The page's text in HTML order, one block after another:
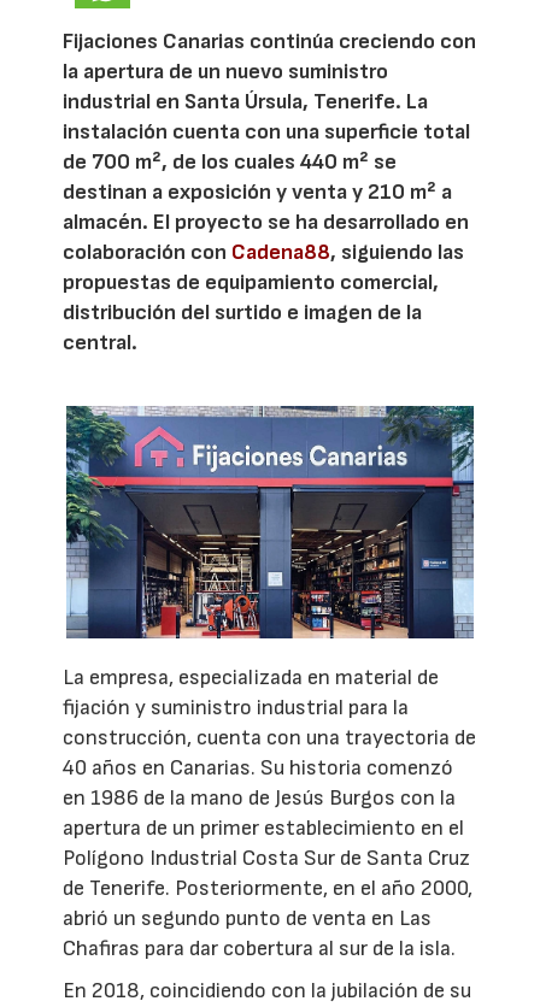
Fijaciones Canarias continúa creciendo con
la apertura de un nuevo suministro
industrial en Santa Úrsula, Tenerife. La
instalación cuenta con una superficie total
de 700 m², de los cuales 440 m² se
destinan a exposición y venta y 210 m² a
almacén. El proyecto se ha desarrollado en
colaboración con Cadena88, siguiendo las
propuestas de equipamiento comercial,
distribución del surtido e imagen de la
central.
La empresa, especializada en material de
fijación y suministro industrial para la
construcción, cuenta con una trayectoria de
40 años en Canarias. Su historia comenzó
en 1986 de la mano de Jesús Burgos con la
apertura de un primer establecimiento en el
Polígono Industrial Costa Sur de Santa Cruz
de Tenerife. Posteriormente, en el año 2000,
abrió un segundo punto de venta en Las
Chafiras para dar cobertura al sur de la isla.
En 2018, coincidiendo con la jubilación de su